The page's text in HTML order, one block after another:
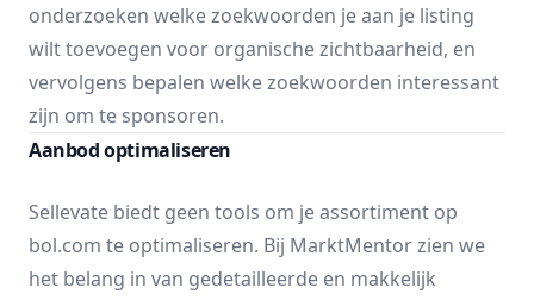
onderzoeken welke zoekwoorden je aan je listing
wilt toevoegen voor organische zichtbaarheid, en
vervolgens bepalen welke zoekwoorden interessant
zijn om te sponsoren.
Aanbod optimaliseren
Sellevate biedt geen tools om je assortiment op
bol.com te optimaliseren. Bij MarktMentor zien we
het belang in van gedetailleerde en makkelijk